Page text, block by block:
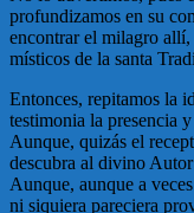
profundizamos en su
encontrar el milagro allí,
místicos de la santa
Entonces, repitamos la
testimonia la presencia
Aunque, quizás el
descubra al divino
Aunque, aunque a
ni siquiera pareciera